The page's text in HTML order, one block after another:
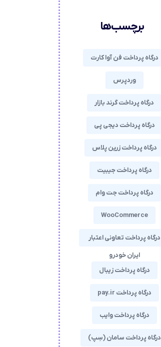
برچسب‌ها
درگاه پرداخت فن آوا کارت
وردپرس
درگاه پرداخت گرند بازار
درگاه پرداخت دیجی پی
درگاه پرداخت زرین پلاس
درگاه پرداخت جیبیت
درگاه پرداخت جت وام
WooCommerce
درگاه پرداخت تعاونی اعتبار
ایران خودرو
درگاه پرداخت زیبال
درگاه پرداخت pay.ir
درگاه پرداخت وایب
درگاه پرداخت سامان (سِپ)